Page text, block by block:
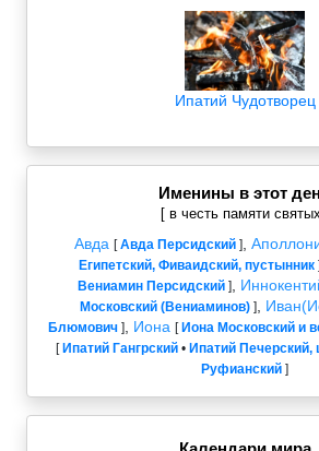
Ипатий Чудотворец
Именины в этот
[ в честь памяти
Авда [Авда Персидский ]
Египетский, Фиваидский, пустынник
Вениамин Персидский],
Московский (Вениаминов) ]
Блюмович], Иона [Иона Московский и
[Ипатий Гангрский• Ипатий Печерский,
Руфианский ]